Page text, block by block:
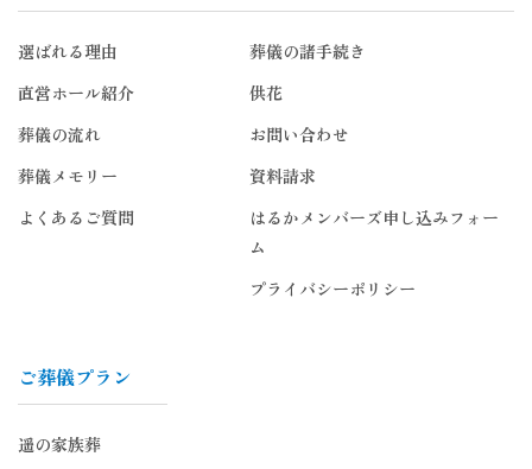
選ばれる理由
直営ホール紹介
葬儀の流れ
葬儀メモリー
よくあるご質問
葬儀の諸手続き
供花
お問い合わせ
資料請求
はるかメンバーズ申し込みフォー
ム
プライバシーポリシー
ご葬儀プラン
遥の家族葬